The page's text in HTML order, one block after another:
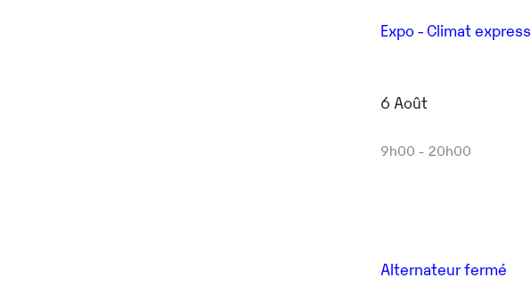
Expo - Climat express
6 Août
9h00 - 20h00
Alternateur fermé